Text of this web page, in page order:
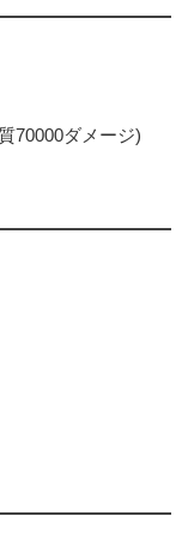
70000ダメージ)